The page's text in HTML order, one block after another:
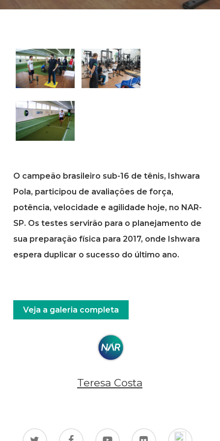
O campeão brasileiro sub-16 de tênis, Ishwara
Pola, participou de avaliações de força,
potência, velocidade e agilidade hoje, no NAR-
SP. Os testes servirão para o planejamento de
sua preparação física para 2017, onde Ishwara
espera duplicar o sucesso do último ano.
Veja a galeria completa
Teresa Costa